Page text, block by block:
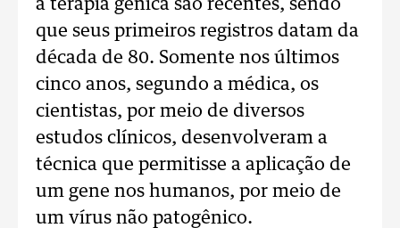
a terapia gênica são recentes, sendo
que seus primeiros registros datam da
década de 80. Somente nos últimos
cinco anos, segundo a médica, os
cientistas, por meio de diversos
estudos clínicos, desenvolveram a
técnica que permitisse a aplicação de
um gene nos humanos, por meio de
um vírus não patogênico.